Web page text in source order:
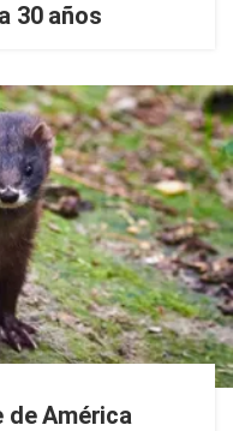
30 años
de América